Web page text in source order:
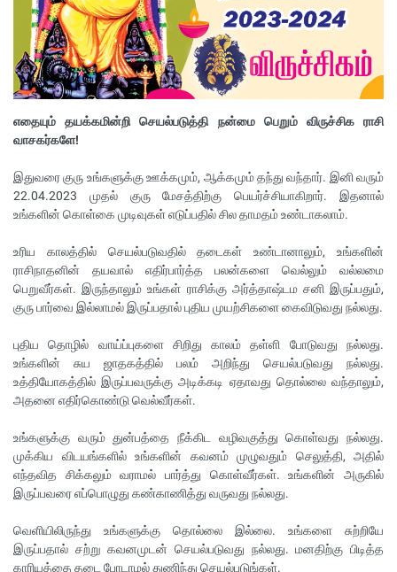
எதையும் தயக்கமின்றி செயல்படுத்தி நன்மை பெறும் விருச்சிக ராசி
வாசகர்களே!
இதுவரை குரு உங்களுக்கு ஊக்கமும், ஆக்கமும் தந்து வந்தார். இனி வரும்
22.04.2023 முதல் குரு மேசத்திற்கு பெயர்ச்சியாகிறார். இதனால்
உங்களின் கொள்கை முடிவுகள் எடுப்பதில் சில தாமதம் உண்டாகலாம்.
உரிய காலத்தில் செயல்படுவதில் தடைகள் உண்டானாலும், உங்களின்
ராசிநாதனின் தயவால் எதிர்பார்த்த பலன்களை வெல்லும் வல்லமை
பெறுவீர்கள். இருந்தாலும் உங்கள் ராசிக்கு அர்த்தாஷ்டம சனி இருப்பதும்,
குரு பார்வை இல்லாமல் இருப்பதால் புதிய முயற்சிகளை கைவிடுவது நல்லது.
புதிய தொழில் வாய்ப்புகளை சிறிது காலம் தள்ளி போடுவது நல்லது.
உங்களின் சுய ஜாதகத்தில் பலம் அறிந்து செயல்படுவது நல்லது.
உத்தியோகத்தில் இருப்பவருக்கு அடிக்கடி ஏதாவது தொல்லை வந்தாலும்,
அதனை எதிர்கொண்டு வெல்வீர்கள்.
உங்களுக்கு வரும் துன்பத்தை நீக்கிட வழிவகுத்து கொள்வது நல்லது.
முக்கிய விடயங்களில் உங்களின் கவனம் முழுவதும் செலுத்தி, அதில்
எந்தவித சிக்கலும் வராமல் பார்த்து கொள்வீர்கள். உங்களின் அருகில்
இருப்பவரை எப்பொழுது கண்காணித்து வருவது நல்லது.
வெளியிலிருந்து உங்களுக்கு தொல்லை இல்லை. உங்களை சுற்றியே
இருப்பதால் சற்று கவனமுடன் செயல்படுவது நல்லது. மனதிற்கு பிடித்த
காரியத்தை தடை போடாமல் துணிந்து செயல்படுங்கள்.